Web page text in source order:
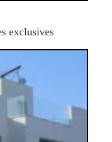
exclusives